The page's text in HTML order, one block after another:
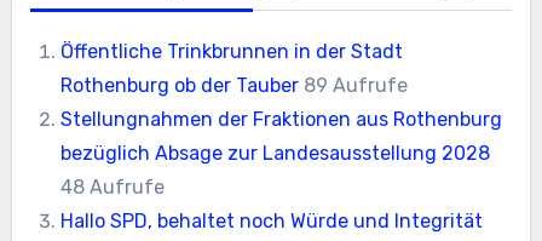
Öffentliche Trinkbrunnen in der Stadt
Rothenburg ob der Tauber 89 Aufrufe
Stellungnahmen der Fraktionen aus Rothenburg
bezüglich Absage zur Landesausstellung 2028
48 Aufrufe
Hallo SPD, behaltet noch Würde und Integrität